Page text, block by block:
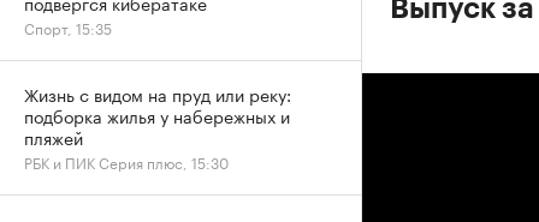
Выпуск
Спорт, 15:35
Жизнь с видом на пруд или реку:
подборка жилья у набережных и
пляжей
РБК и ПИК Серия плюс, 15:30